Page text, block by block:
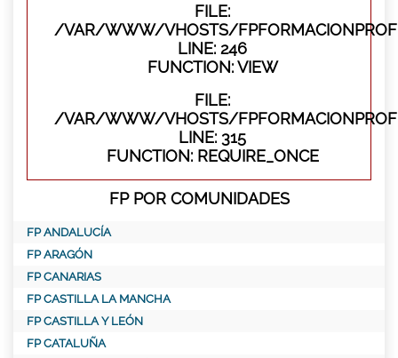
FILE:
/VAR/WWW/VHOSTS/
LINE: 246
FUNCTION: VIEW
FILE:
/VAR/WWW/VHOSTS/
LINE: 315
FUNCTION: REQUIRE_ONCE
FP POR COMUNIDADES
FP ANDALUCÍA
FP ARAGÓN
FP CANARIAS
FP CASTILLA LA MANCHA
FP CASTILLA Y LEÓN
FP CATALUÑA